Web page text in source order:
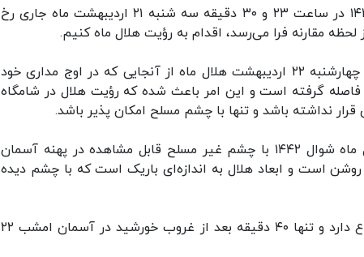
وی ادامه داد: لحظه مقارنه برای رؤیت هلال ماه شوال ۱۴۴۲ در ساعت ۲۳ و ۳۰ دقیقه سه شنبه ۲۱ اردیبهشت ماه جاری رخ
مقارنه فرا می‌رسد، اقدام به رؤیت هلال ماه کنیم.
ابراهیمی، خاطر نشان کرد: بر این اساس شامگاه امشب چهارشنبه ۲۲ اردیبهشت هلال ماه از آنجایی که در اوج مداری خود
گرفته است و این امر باعث ‌شده که رؤیت هلال در شامگاه
عضو ستاد استهلال استان تهران با تاکید بر اینکه هلال ماه شوال ۱۴۴۲ با چشم غیر مسلح قابل مشاهده در پهنه آسمان
صدم درصد از این هلال روشن است و ابعاد هلال به اندازه‌ای باریک است که با چشم دیده
به گفته این رصدگر ماه، این هلال ۶.۵ درجه از افق ارتفاع دارد و تنها ۴۰ دقیقه بعد از غروب خورشید در آسمان امشب ۲۲